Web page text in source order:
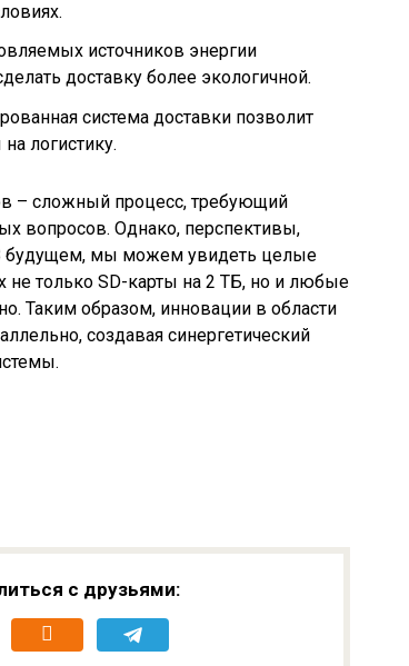
источников энергии
доставку более экологичной.
система доставки позволит
логистику.
– сложный процесс, требующий
вопросов. Однако, перспективы,
будущем, мы можем увидеть целые
не только SD-карты на 2 ТБ, но и любые
Таким образом, инновации в области
создавая синергетический
с друзьями: